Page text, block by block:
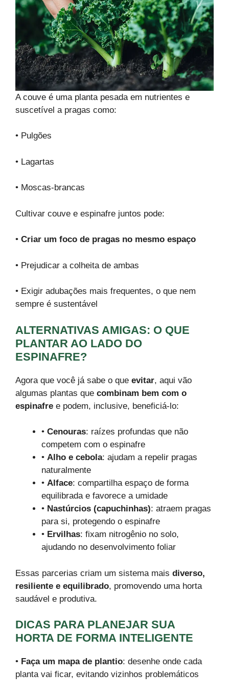
A couve é uma planta pesada em nutrientes e
suscetível a pragas como:
• Pulgões
• Lagartas
• Moscas-brancas
Cultivar couve e espinafre juntos pode:
• Criar um foco de pragas no mesmo espaço
• Prejudicar a colheita de ambas
• Exigir adubações mais frequentes, o que nem
sempre é sustentável
ALTERNATIVAS AMIGAS: O QUE
PLANTAR AO LADO DO
ESPINAFRE?
Agora que você já sabe o que evitar, aqui vão
algumas plantas que combinam bem com o
espinafre e podem, inclusive, beneficiá-lo:
• Cenouras: raízes profundas que não
competem com o espinafre
• Alho e cebola: ajudam a repelir pragas
naturalmente
• Alface: compartilha espaço de forma
equilibrada e favorece a umidade
• Nastúrcios (capuchinhas): atraem pragas
para si, protegendo o espinafre
• Ervilhas: fixam nitrogênio no solo,
ajudando no desenvolvimento foliar
Essas parcerias criam um sistema mais diverso,
resiliente e equilibrado, promovendo uma horta
saudável e produtiva.
DICAS PARA PLANEJAR SUA
HORTA DE FORMA INTELIGENTE
• Faça um mapa de plantio: desenhe onde cada
planta vai ficar, evitando vizinhos problemáticos